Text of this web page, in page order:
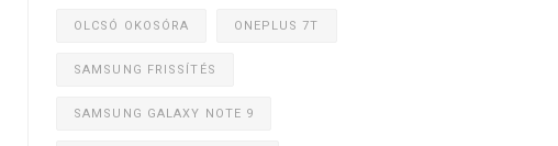
OLCSÓ OKOSÓRA ONEPLUS 7T
SAMSUNG FRISSÍTÉS
SAMSUNG GALAXY NOTE 9